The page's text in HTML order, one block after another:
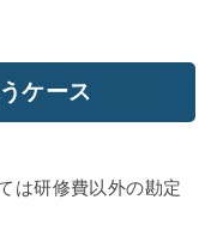
ケース
は研修費以外の勘定